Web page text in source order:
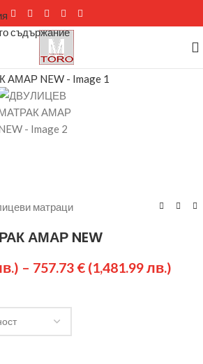
съдържание
матраци
АМАР NEW
– 757.73 € (1,481.99 лв.)